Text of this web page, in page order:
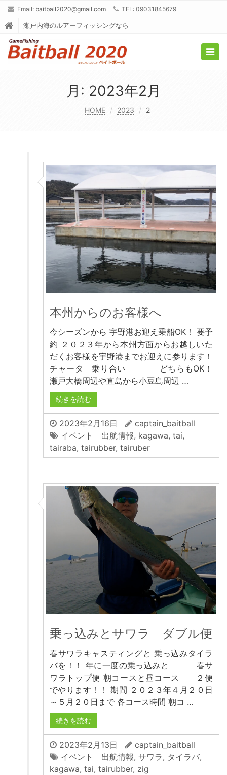
Email: baitball2020@gmail.com TEL: 09031845679
瀬戸内海のルアーフィッシングなら
月: 2023年2月
HOME 2023 2
本州からのお客様へ
今シーズンから 宇野港お迎え乗船OK！ 要予
約 ２０２３年から本州方面からお越しいた
だくお客様を宇野港までお迎えに参ります！
チャータ 乗り合い どちらもOK！
瀬戸大橋周辺や直島から小豆島周辺 …
続きを読む
2023年2月16日
captain_baitball
イベント 出航情報, kagawa, tai,
tairaba, tairubber, tairuber
乗っ込みとサワラ ダブル便
春サワラキャスティングと 乗っ込みタイラ
バを！！ 年に一度の乗っ込みと 春サ
ワラトップ便 朝コースと昼コース ２便
でやります！！ 期間 ２０２３年４月２０日
～５月２０日まで 各コース時間 朝コ …
続きを読む
2023年2月13日
captain_baitball
イベント 出航情報, サワラ, タイラバ,
kagawa, tai, tairubber, zig